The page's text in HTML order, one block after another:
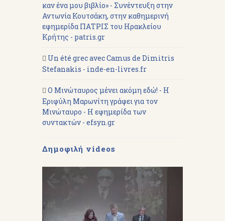
καν ένα μου βιβλίο» - Συνέντευξη στην
Αντωνία Κουτσάκη, στην καθημερινή
εφημερίδα ΠΑΤΡΙΣ του Ηρακλείου
Κρήτης - patris.gr
Un été grec avec Camus de Dimitris
Stefanakis - inde-en-livres.fr
Ο Μινώταυρος μένει ακόμη εδώ! - Η
Εριφύλη Μαρωνίτη γράφει για τον
Μινώταυρο - Η εφημερίδα των
συντακτών - efsyn.gr
Δημοφιλή videos